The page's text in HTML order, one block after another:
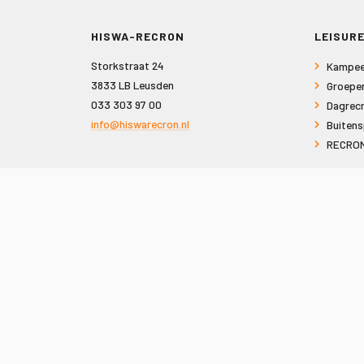
HISWA-RECRON
Storkstraat 24
3833 LB Leusden
033 303 97 00
info@hiswarecron.nl